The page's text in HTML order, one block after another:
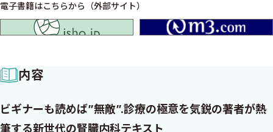
電子書籍はこちらから（外部サイト）
内容
ビギナーも読めば”無敵”.診療の極意を気鋭の著者が熱
筆する新世代の腎臓内科テキスト